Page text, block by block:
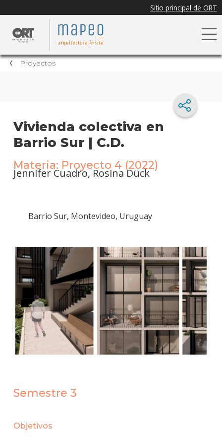
Proyectos
Vivienda colectiva en
Barrio Sur | C.D.
Materia: Proyecto 4 (2022)
Jennifer Cuadro, Rosina Dück
Semestre 3
Objetivos
Barrio Sur, Montevideo, Uruguay